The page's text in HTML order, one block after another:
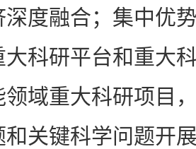
深度融合；集中优
大科研平台和重大
领域重大科研项目
和关键科学问题开